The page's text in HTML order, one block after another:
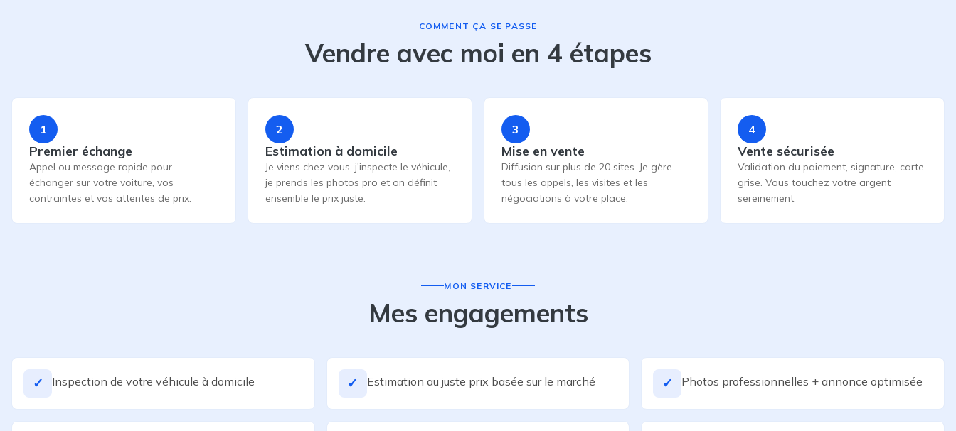
COMMENT ÇA SE PASSE
Vendre avec moi en 4 étapes
1
Premier échange
Appel ou message rapide pour
échanger sur votre voiture, vos
contraintes et vos attentes de prix.
2
Estimation à domicile
Je viens chez vous, j'inspecte le véhicule,
je prends les photos pro et on définit
ensemble le prix juste.
3
Mise en vente
Diffusion sur plus de 20 sites. Je gère
tous les appels, les visites et les
négociations à votre place.
4
Vente sécurisée
Validation du paiement, signature, carte
grise. Vous touchez votre argent
sereinement.
MON SERVICE
Mes engagements
✓ Inspection de votre véhicule à domicile ✓ Estimation au juste prix basée sur le marché ✓ Photos professionnelles + annonce optimisée